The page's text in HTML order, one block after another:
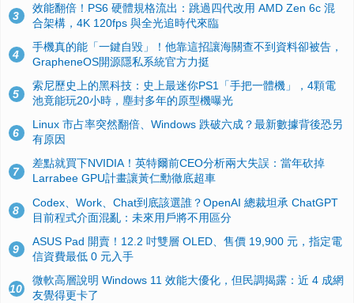
3
效能翻倍！PS6 硬體規格流出：跳過四代改用 AMD Zen 6c 混
合架構，4K 120fps 與全光追時代來臨
4
手機真的能「一鍵自毀」！他靠這招讓海關查不到資料卻被告，
GrapheneOS開源隱私系統官方力挺
5
索尼歷史上的黑科技：史上最迷你PS1「手把一體機」，4顆電
池竟能玩20小時，塵封多年的原型機曝光
6
Linux 市占率突然翻倍、Windows 跌破六成？最新數據背後恐另
有原因
7
差點就買下NVIDIA！英特爾前CEO分析兩大失誤：當年砍掉
Larrabee GPU計畫讓黃仁勳徹底超車
8
Codex、Work、Chat到底該選誰？OpenAI 總裁坦承 ChatGPT
目前程式介面混亂：未來用戶將不用區分
9
ASUS Pad 開賣！12.2 吋雙層 OLED、售價 19,900 元，指定電
信資費最低 0 元入手
10
微軟高層說明 Windows 11 效能大優化，但民調揭露：近 4 成網
友覺得更卡了